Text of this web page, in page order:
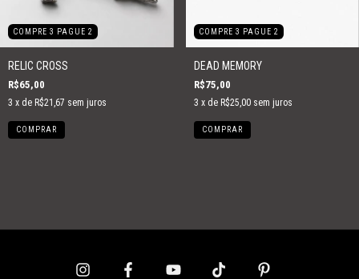
COMPRE 3 PAGUE 2
RELIC CROSS
R$65,00
3 x de R$21,67 sem juros
COMPRE 3 PAGUE 2
DEAD MEMORY
R$75,00
3 x de R$25,00 sem juros